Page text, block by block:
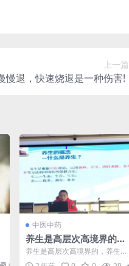
上一篇
慢退，快速烧退‬是一种伤害!
中医中药
养生是高层次高境界的，
养生的前提是会治病
养生是高层次高境界的，养生的
前提是会治病，上工治未病，现